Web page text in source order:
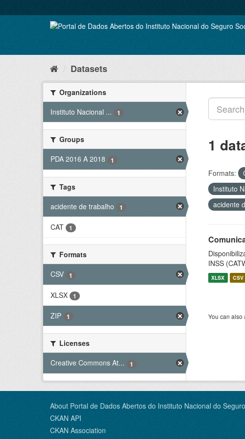
to
Datasets
Organizations
Instituto Nacional ...
1
Groups
PDA 2016 A 2018
1
Tags
acidente de trabalho
1
CAT 1
Formats
CSV
1
XLSX 1
ZIP 1
Licenses
Creative Commons At...
1
1
Formats:
Instituto
acidente
INSS
XLSX CSV
You can also
About Portal de Dados Abertos do Instituto Nacional do
CKAN API
CKAN Association